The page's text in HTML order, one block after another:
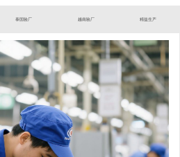
泰国验厂 越南验厂 精益生产